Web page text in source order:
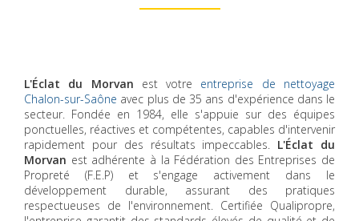
L'Éclat du Morvan est votre entreprise de nettoyage
Chalon-sur-Saône avec plus de 35 ans d'expérience dans le
secteur. Fondée en 1984, elle s'appuie sur des équipes
ponctuelles, réactives et compétentes, capables d'intervenir
rapidement pour des résultats impeccables. L'Éclat du
Morvan est adhérente à la Fédération des Entreprises de
Propreté (F.E.P) et s'engage activement dans le
développement durable, assurant des pratiques
respectueuses de l'environnement. Certifiée Qualipropre,